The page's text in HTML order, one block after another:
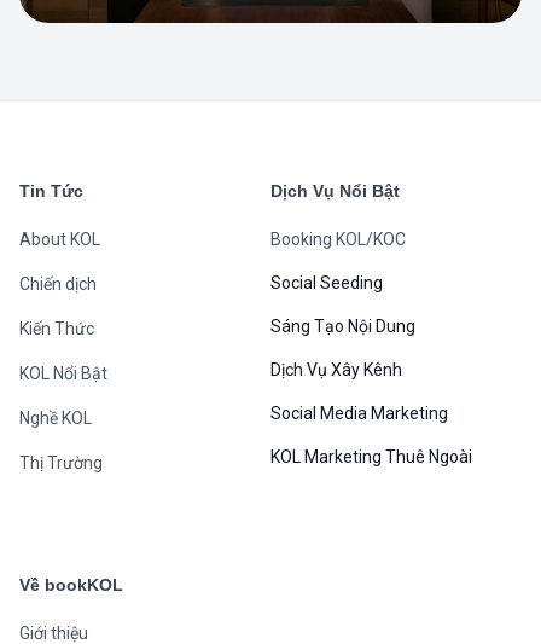
Tin Tức
About KOL
Chiến dịch
Kiến Thức
KOL Nổi Bật
Nghề KOL
Thị Trường
Dịch Vụ Nổi Bật
Booking KOL/KOC
Social Seeding
Sáng Tạo Nội Dung
Dịch Vụ Xây Kênh
Social Media Marketing
KOL Marketing Thuê Ngoài
Về bookKOL
Giới thiệu